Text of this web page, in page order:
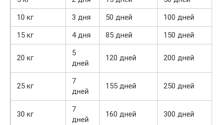
10 кг
3 дня 50 дней
100 дней
15 кг
4 дня 85 дней 150 дней
20 кг
5
дней
120 дней 200 дней
25 кг
7
дней
155 дней 250 дней
30 кг
7
дней
160 дней 300 дней